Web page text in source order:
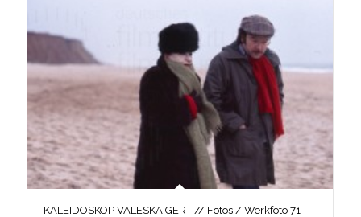
KALEIDOSKOP VALESKA GERT // Fotos / Werkfoto 71